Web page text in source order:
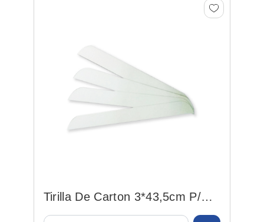
Tirilla De Carton 3*43,5cm P/
Camisa